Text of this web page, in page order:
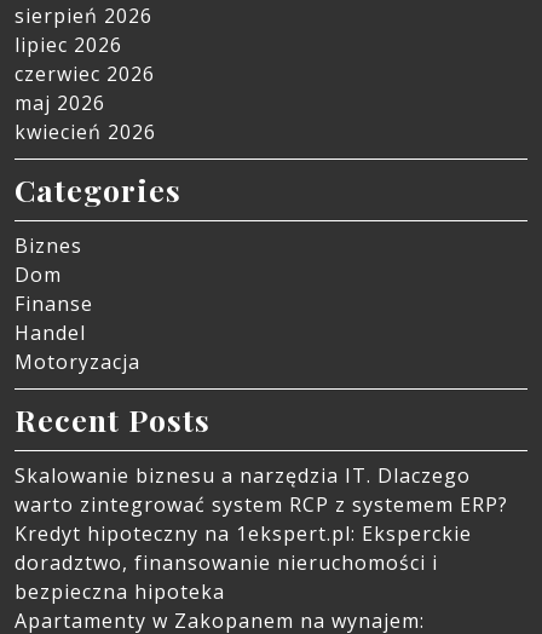
sierpień 2026
lipiec 2026
czerwiec 2026
maj 2026
kwiecień 2026
Categories
Biznes
Dom
Finanse
Handel
Motoryzacja
Recent Posts
Skalowanie biznesu a narzędzia IT. Dlaczego
warto zintegrować system RCP z systemem ERP?
Kredyt hipoteczny na 1ekspert.pl: Eksperckie
doradztwo, finansowanie nieruchomości i
bezpieczna hipoteka
Apartamenty w Zakopanem na wynajem: